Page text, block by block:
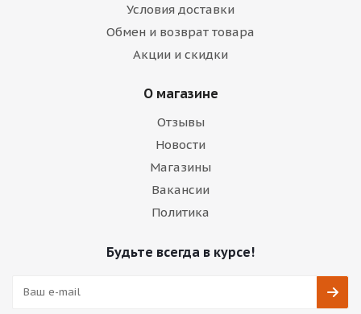
Условия доставки
Обмен и возврат товара
Акции и скидки
О магазине
Отзывы
Новости
Магазины
Вакансии
Политика
Будьте всегда в курсе!